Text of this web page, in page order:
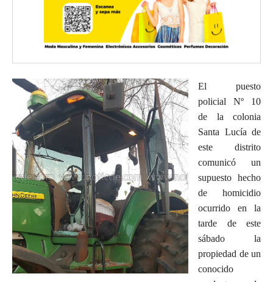
El puesto
policial Nº 10
de la colonia
Santa Lucía de
este distrito
comunicó un
supuesto hecho
de homicidio
ocurrido en la
tarde de este
sábado la
propiedad de un
conocido